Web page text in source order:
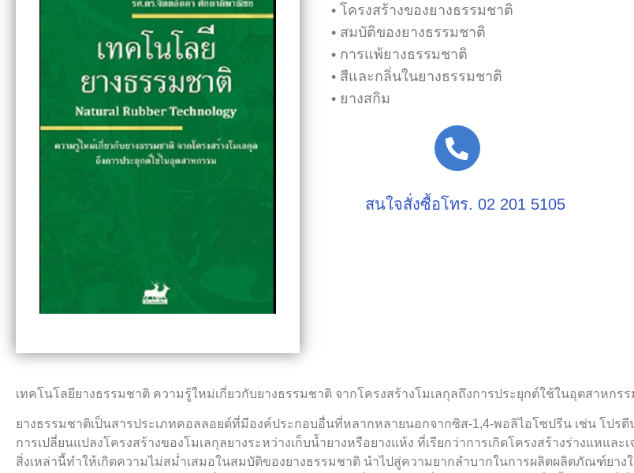
• โครงสร้างของยางธรรมชาติ
• สมบัติของยางธรรมชาติ
• การแพ้ยางธรรมชาติ
• สีและกลิ่นในยางธรรมชาติ
• ยางสกิม
สนใจสั่งซื้อโทร. 02 201 5105
เทคโนโลยียางธรรมชาติ ความรู้ใหม่เกี่ยวกับยางธรรมชาติ จากโครงสร้างโมเลกุลถึงการประยุกต์ใช้ในอุตสาหกรร
ยางธรรมชาติเป็นสารประเภทคอลลอยด์ที่มีองค์ประกอบอื่นที่หลากหลายนอกจากซิส-1,4-พอลิไอโซปรีน เช่น โปร
การเปลี่ยนแปลงโครงสร้างของโมเลกุลยางระหว่างเก็บน้ำยางหรือยางแห้ง ที่เรียกว่าการเกิดโครงสร้างร่างแหแล
สิ่งเหล่านี้ทำให้เกิดความไม่สม่ำเสมอในสมบัติของยางธรรมชาติ นำไปสู่ความยากลำบากในการผลิตผลิตภัณฑ์ยา